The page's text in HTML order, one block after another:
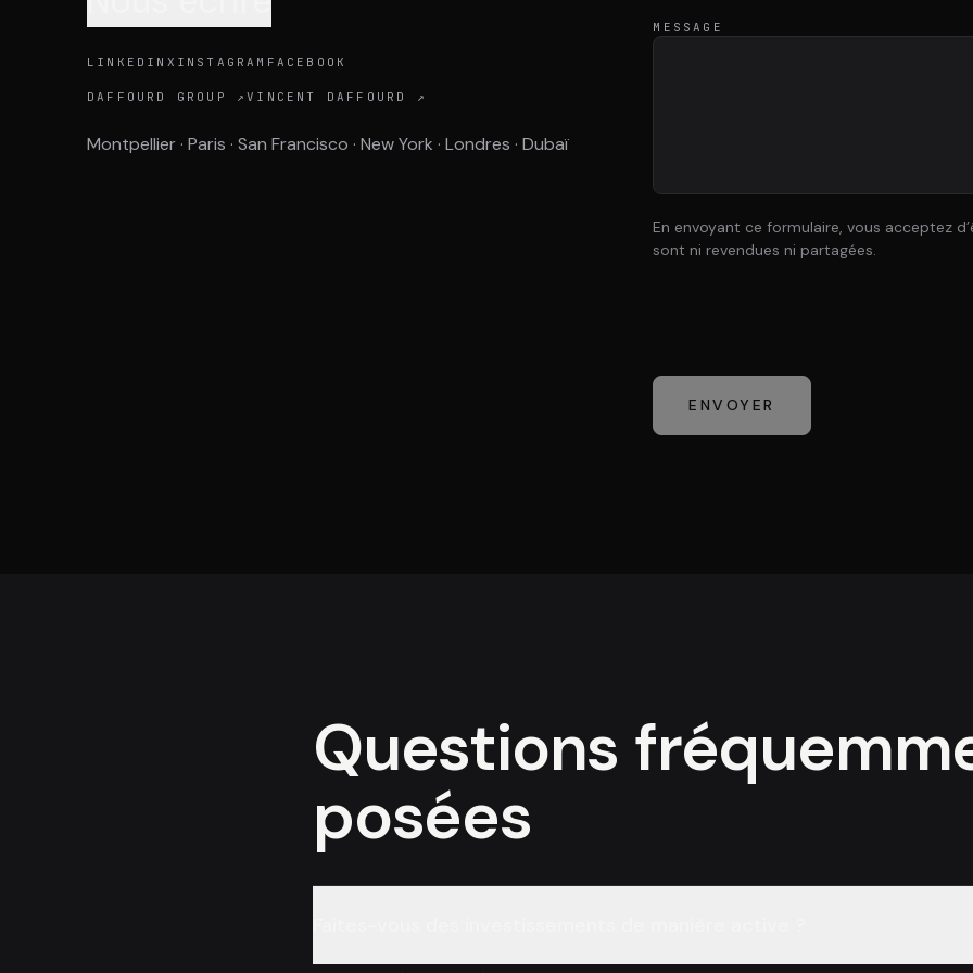
LINKEDIN X INSTAGRAM FACEBOOK
DAFFOURD GROUP ↗VINCENT DAFFOURD ↗
Montpellier · Paris · San Francisco · New York · Londres · Dubaï
MESSAGE
En envoyant ce formulaire, vous acceptez
sont ni revendues ni partagées.
ENVOYER
Questions
posées